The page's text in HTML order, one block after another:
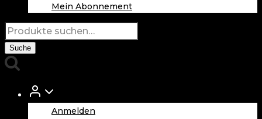
Mein Abonnement
Suche
nach:
Suche
Anmelden